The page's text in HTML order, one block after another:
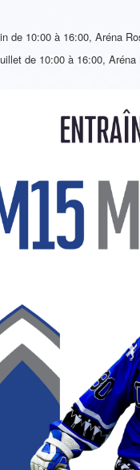
de 10:00 à 16:00, Aréna
de 10:00 à 16:00, Aréna